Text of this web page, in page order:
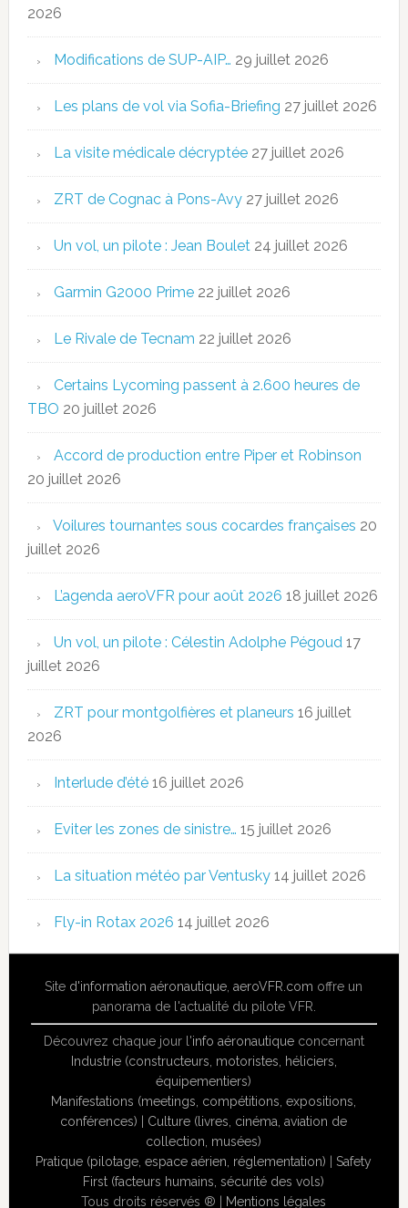
2026
Modifications de SUP-AIP… 29 juillet 2026
Les plans de vol via Sofia-Briefing 27 juillet 2026
La visite médicale décryptée 27 juillet 2026
ZRT de Cognac à Pons-Avy 27 juillet 2026
Un vol, un pilote : Jean Boulet 24 juillet 2026
Garmin G2000 Prime 22 juillet 2026
Le Rivale de Tecnam 22 juillet 2026
Certains Lycoming passent à 2.600 heures de
TBO 20 juillet 2026
Accord de production entre Piper et Robinson
20 juillet 2026
Voilures tournantes sous cocardes françaises 20
juillet 2026
L’agenda aeroVFR pour août 2026 18 juillet 2026
Un vol, un pilote : Célestin Adolphe Pégoud 17
juillet 2026
ZRT pour montgolfières et planeurs 16 juillet
2026
Interlude d’été 16 juillet 2026
Eviter les zones de sinistre… 15 juillet 2026
La situation météo par Ventusky 14 juillet 2026
Fly-in Rotax 2026 14 juillet 2026
Site d'information aéronautique,aeroVFR.com offre un
panorama de l'actualité du pilote VFR.
Découvrez chaque jour l'info aéronautiqueconcernant
Industrie (constructeurs, motoristes, héliciers,
équipementiers)
Manifestations (meetings, compétitions, expositions,
conférences)
Culture (livres, cinéma, aviation de
collection, musées)
Pratique (pilotage, espace aérien, réglementation) |Safety
First (facteurs humains, sécurité des vols)
Tous droits réservés ® | Mentions légales